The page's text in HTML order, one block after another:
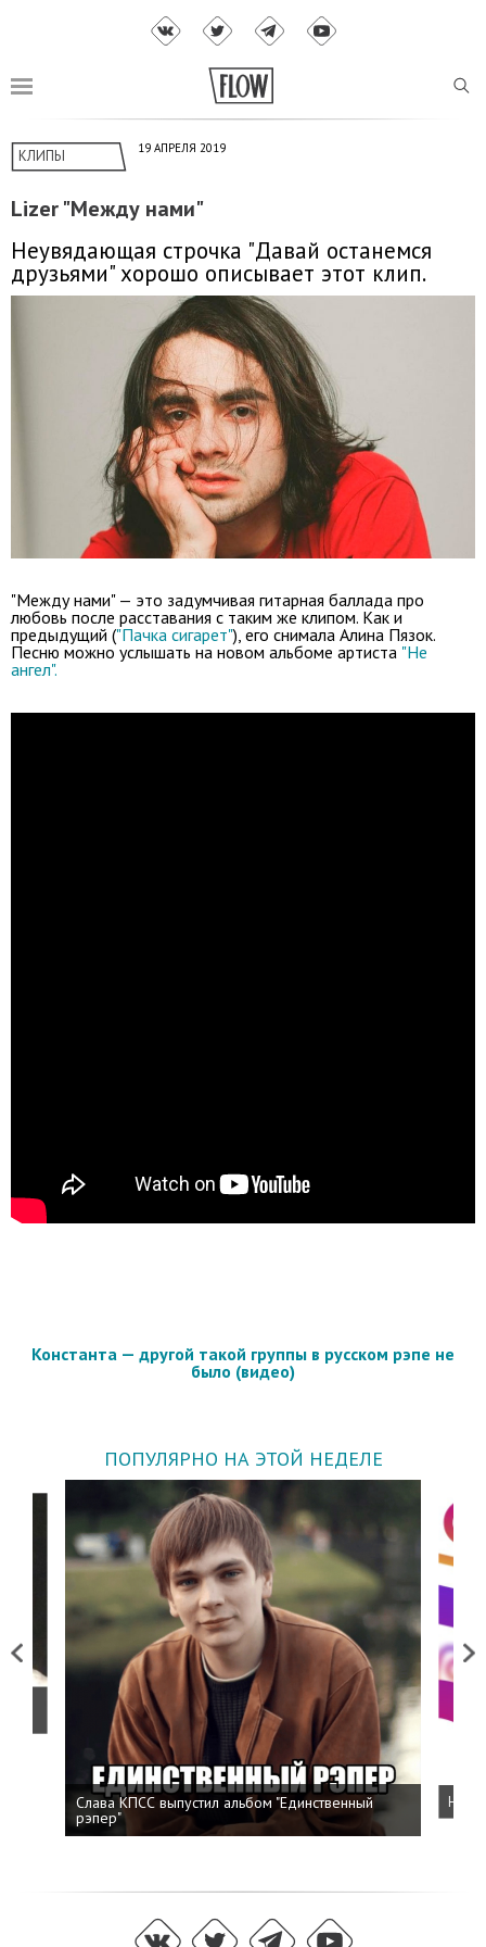
КЛИПЫ 19 АПРЕЛЯ 2019
Lizer "Между нами"
Неувядающая строчка "Давай останемся
друзьями" хорошо описывает этот клип.
"Между нами" — это задумчивая гитарная баллада про
любовь после расставания с таким же клипом. Как и
предыдущий ("Пачка сигарет"), его снимала Алина Пязок.
Песню можно услышать на новом альбоме артиста "Не
ангел".
Константа — другой такой группы в русском рэпе не
было (видео)
ПОПУЛЯРНО НА ЭТОЙ НЕДЕЛЕ
Previous
Слава КПСС выпустил альбом "Единственный
рэпер"
Next